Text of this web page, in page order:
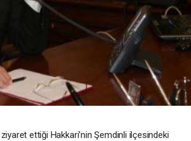
ziyaret ettiği Hakkari'nin Şemdinli ilçesindeki